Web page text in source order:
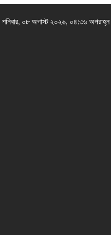
শনিবার, ০৮ অগাস্ট ২০২৬, ০৪:৩৬ অপরাহ্ন